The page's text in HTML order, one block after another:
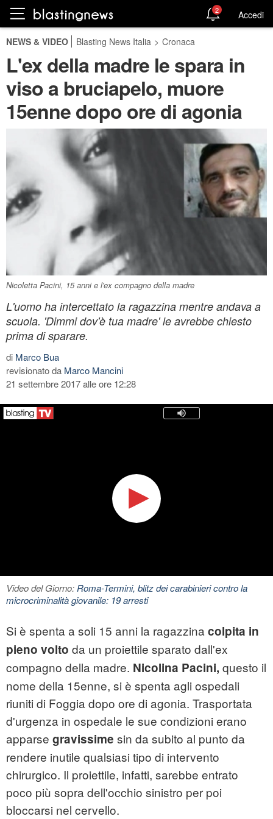
2 Accedi
NEWS & VIDEO Blasting News Italia > Cronaca
L'ex della madre le spara in
viso a bruciapelo, muore
15enne dopo ore di agonia
Nicoletta Pacini, 15 anni e l'ex compagno della madre
L'uomo ha intercettato la ragazzina mentre andava a
scuola. 'Dimmi dov'è tua madre' le avrebbe chiesto
prima di sparare.
di Marco Bua
revisionato da Marco Mancini
21 settembre 2017 alle ore 12:28
Video del Giorno:Roma-Termini, blitz dei carabinieri contro la
microcriminalità giovanile: 19 arresti
Si è spenta a soli 15 anni la ragazzina colpita in
pieno volto da un proiettile sparato dall'ex
compagno della madre. Nicolina Pacini, questo il
nome della 15enne, si è spenta agli ospedali
riuniti di Foggia dopo ore di agonia. Trasportata
d'urgenza in ospedale le sue condizioni erano
apparse gravissime sin da subito al punto da
rendere inutile qualsiasi tipo di intervento
chirurgico. Il proiettile, infatti, sarebbe entrato
poco più sopra dell'occhio sinistro per poi
bloccarsi nel cervello.